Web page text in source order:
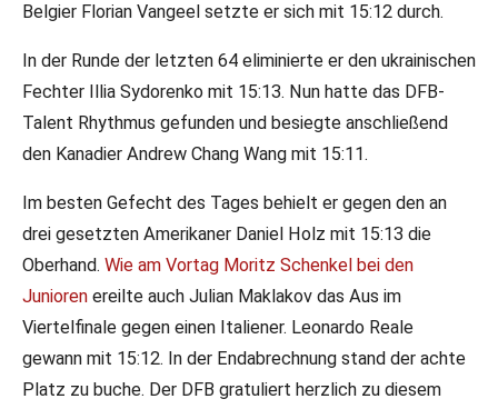
An Tag zwei der WM der Kadetten und Junioren gab es
das zweite Top-8-Ergebnis für das DFB-Team.
guten Wettkampf bei den Kadetten das Viertelfinale.
Belgier Florian Vangeel setzte er sich mit 15:12 durch.
In der Runde der letzten 64 eliminierte er den ukrainischen
Fechter Illia Sydorenko mit 15:13. Nun hatte das DFB-
Talent Rhythmus gefunden und besiegte anschließend
den Kanadier Andrew Chang Wang mit 15:11.
Im besten Gefecht des Tages behielt er gegen den an
drei gesetzten Amerikaner Daniel Holz mit 15:13 die
Oberhand. Wie am Vortag Moritz Schenkel bei den
Junioren ereilte auch Julian Maklakov das Aus im
Viertelfinale gegen einen Italiener. Leonardo Reale
gewann mit 15:12. In der Endabrechnung stand der achte
Platz zu buche. Der DFB gratuliert herzlich zu diesem